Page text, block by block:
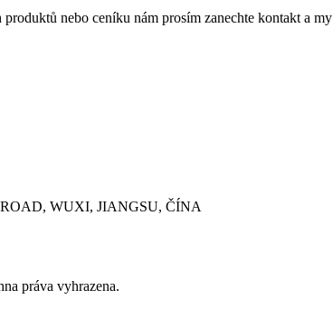
nebo ceníku nám prosím zanechte kontakt a
WUXI, JIANGSU, ČÍNA
práva vyhrazena.